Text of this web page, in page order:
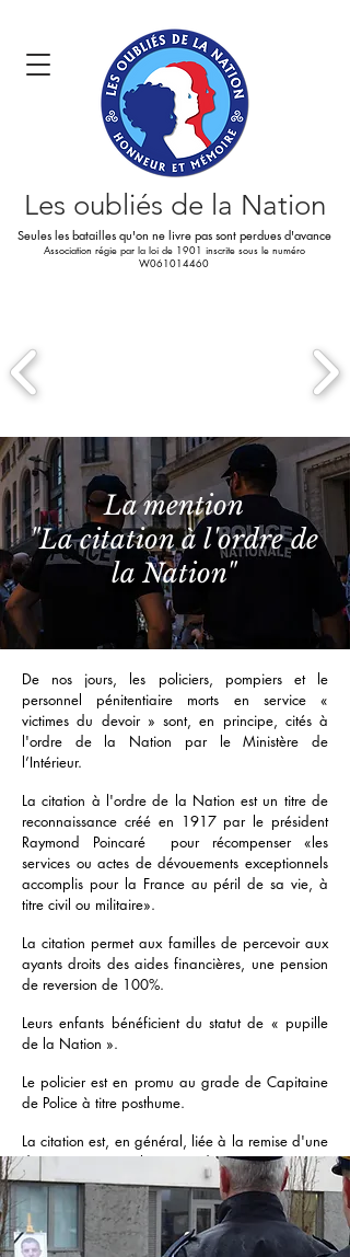
Seules les batailles qu'on ne livre pas sont perdues d'avance
Association régie par la loi de 1901 inscrite sous le numéro
W061014460
Les oubliés de la Nation
La mention
"La citation à l'ordre de
la Nation"
De nos jours, les policiers, pompiers et le
personnel pénitentiaire morts en service «
victimes du devoir » sont, en principe, cités à
l'ordre de la Nation par le Ministère de
l’Intérieur.
La citation à l'ordre de la Nation est un titre de
reconnaissance créé en 1917 par le président
Raymond Poincaré pour récompenser «les
services ou actes de dévouements exceptionnels
accomplis pour la France au péril de sa vie, à
titre civil ou militaire».
La citation permet aux familles de percevoir aux
ayants droits des aides financières, une pension
de reversion de 100%.
Leurs enfants bénéficient du statut de « pupille
de la Nation ».
Le policier est en promu au grade de Capitaine
de Police à titre posthume.
La citation est, en général, liée à la remise d'une
décoration comme la Légion d'Honneur…